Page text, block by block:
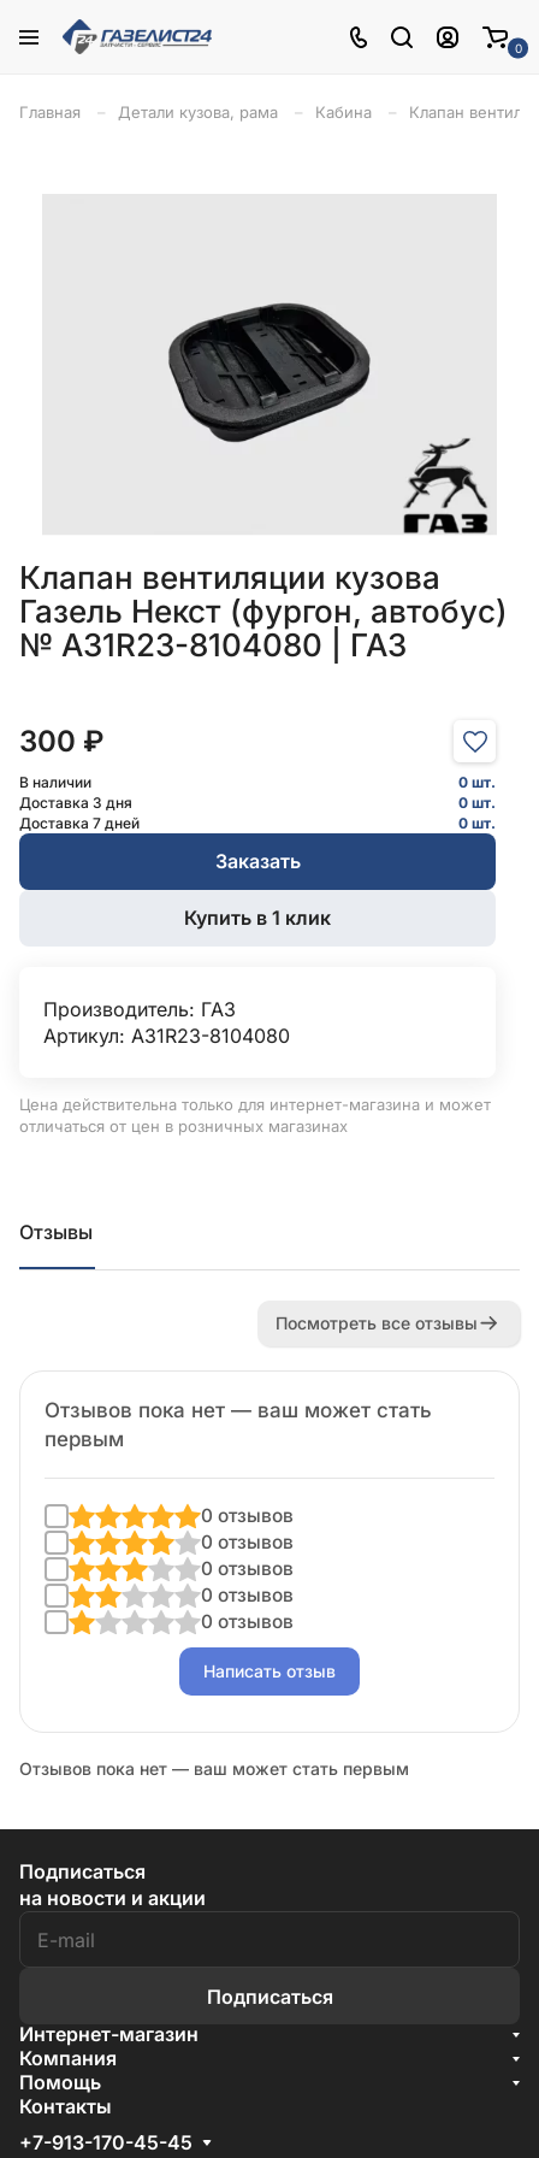
0
Главная Детали кузова, рама Кабина Клапан
Клапан вентиляции кузова
Газель Некст (фургон, автобус)
№ А31R23-8104080 | ГАЗ
300 ₽
В наличии
0 шт.
Доставка 3 дня
0 шт.
Доставка 7 дней
0 шт.
Заказать
Купить в 1 клик
Производитель: ГАЗ
Артикул: А31R23-8104080
Цена действительна только для интернет-магазина и может
отличаться от цен в розничных магазинах
Отзывы
Посмотреть все отзывы
Отзывов пока нет — ваш может стать
первым
0 отзывов
0 отзывов
0 отзывов
0 отзывов
0 отзывов
Написать отзыв
Отзывов пока нет — ваш может стать первым
Подписаться
на новости и акции
Подписаться
Интернет-магазин
Акции
Бренды
Компания
О компании
Документы
Условия поставки
Помощь
Условия доставки
Способы оплаты
Контакты
+7-913-170-45-45